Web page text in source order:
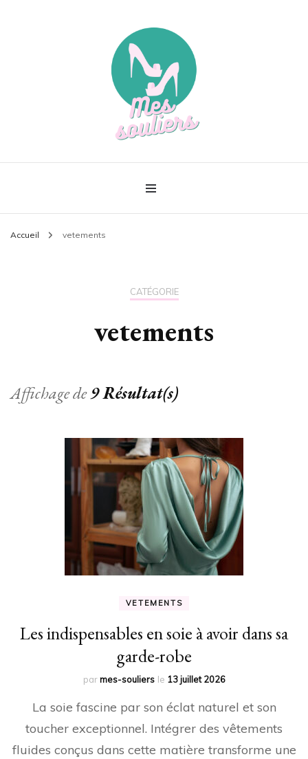
Mes souliers
Accueil vetements
CATÉGORIE
vetements
Affichage de9 Résultat(s)
VETEMENTS
Les indispensables en soie à avoir dans sa
garde-robe
parmes-souliers le 13 juillet 2026
La soie fascine par son éclat naturel et son
toucher exceptionnel. Intégrer des vêtements
fluides conçus dans cette matière transforme une